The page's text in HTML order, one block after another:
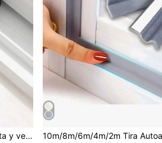
2 piezas Cerradura de puerta y ventana corrediza de aleación de aluminio, cerradura de de aleación de aluminio de alta resistencia, cuña antirrobo ajustable para puerta y ventana corrediza, dispositivo antirrobo reforzado, limitador de para el hogar, tapón antirrobo ajustable para puerta y ventana corrediza, clip de fijación de puerta corrediza, cerradura de puerta corrediza, con funciones antiaprisionamiento, antirrobo y antivuelco, adecuado para la del hogar, 1 pieza